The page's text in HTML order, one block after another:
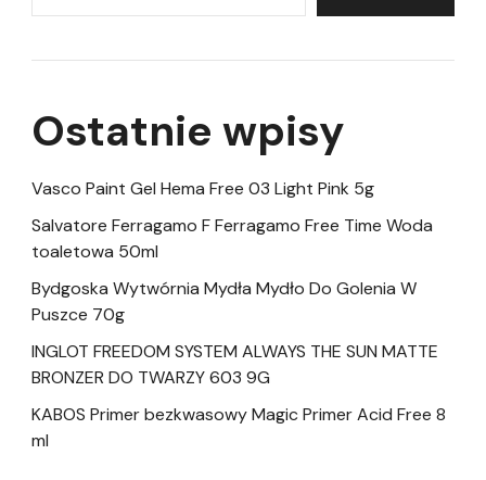
Ostatnie wpisy
Vasco Paint Gel Hema Free 03 Light Pink 5g
Salvatore Ferragamo F Ferragamo Free Time Woda
toaletowa 50ml
Bydgoska Wytwórnia Mydła Mydło Do Golenia W
Puszce 70g
INGLOT FREEDOM SYSTEM ALWAYS THE SUN MATTE
BRONZER DO TWARZY 603 9G
KABOS Primer bezkwasowy Magic Primer Acid Free 8
ml